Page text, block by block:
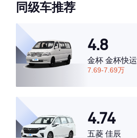
·外观表现较为优秀，优于60%同级车
·空间表现一般，低于88%同级车
同级车推荐
4.8
金杯 金杯快运
7.69-7.69万
4.74
五菱 佳辰